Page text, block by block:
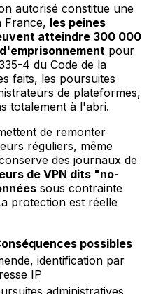
autorisé constitue une
France, les peines
atteindre 300 000
pour
4 du Code de la
faits, les poursuites
de plateformes,
totalement à l'abri.
de remonter
réguliers, même
des journaux de
de VPN dits "no-
sous contrainte
protection est réelle
possibles
identification par
IP
administratives,